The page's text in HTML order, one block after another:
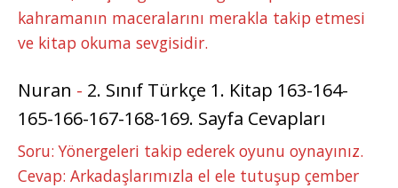
kahramanın maceralarını merakla takip etmesi
ve kitap okuma sevgisidir.
Nuran - 2. Sınıf Türkçe 1. Kitap 163-164-
165-166-167-168-169. Sayfa Cevapları
Soru: Yönergeleri takip ederek oyunu oynayınız.
Cevap: Arkadaşlarımızla el ele tutuşup çember